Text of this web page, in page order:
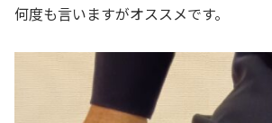
何度も言いますがオススメです。